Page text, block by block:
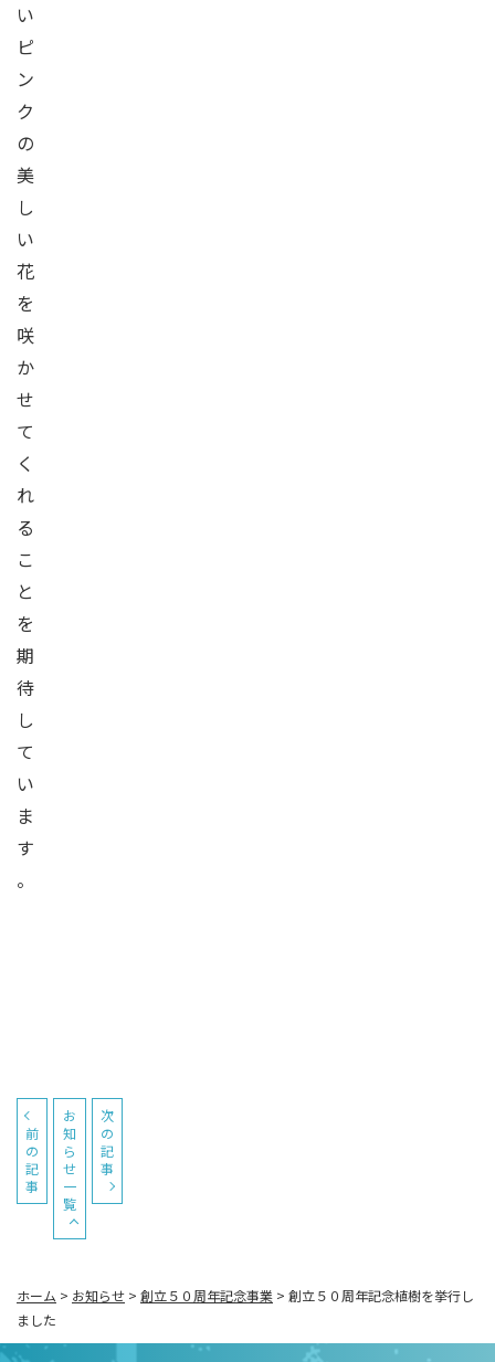
い
ピ
ン
ク
の
美
し
い
花
を
咲
か
せ
て
く
れ
る
こ
と
を
期
待
し
て
い
ま
す
。
前
の
記
事
お
知
ら
せ
一
覧
次
の
記
事
ホーム > お知らせ > 創立５０周年記念事業 > 創立５０周年記念植樹を挙行し
ました